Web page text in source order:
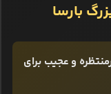
بارسا
و عجیب برای